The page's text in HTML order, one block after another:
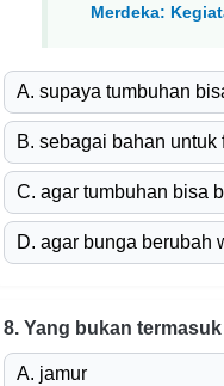
Merdeka:
A. supaya tumbuhan
B. sebagai bahan
C. agar tumbuhan bisa
D. agar bunga berubah
8. Yang bukan
A. jamur